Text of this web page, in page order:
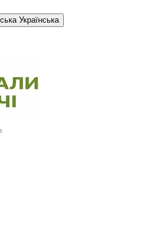
Українська